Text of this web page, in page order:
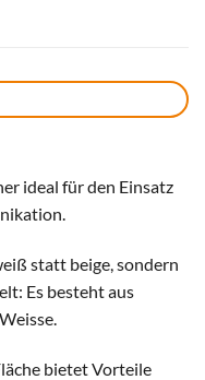
ideal für den Einsatz
statt beige, sondern
Es besteht aus
bietet Vorteile